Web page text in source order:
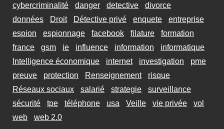
cybercriminalité
danger detective
divorce
données
Droit Détective privé enquete
entreprise
espion
espionnage facebook filature
formation
france
gsm ie influence information
informatique
Intelligence économique
internet investigation
pme
preuve
protection Renseignement
risque
Réseaux sociaux
salarié strategie
surveillance
sécurité
tpe téléphone usa Veille vie privée
vol
web
web 2.0